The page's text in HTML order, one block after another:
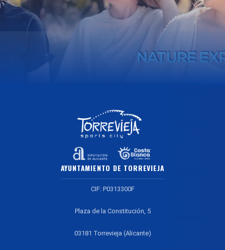
AYUNTAMIENTO DE TORREVIEJA
CIF: P0313300F
Plaza de la Constitución, 5
03181 Torrevieja (Alicante)